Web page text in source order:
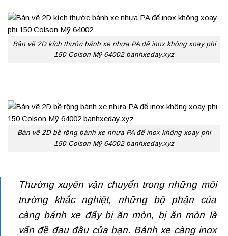
Bản vẽ 2D kích thước bánh xe nhựa PA đế inox không xoay phi
150 Colson Mỹ 64002 banhxeday.xyz
Bản vẽ 2D bề rộng bánh xe nhựa PA đế inox không xoay phi
150 Colson Mỹ 64002 banhxeday.xyz
Thường xuyên vận chuyển trong những môi
trường khắc nghiệt, những bộ phận của
càng bánh xe đẩybị ăn mòn, bị ăn mòn là
vấn đề đau đầu của bạn. Bánh xe càng inox